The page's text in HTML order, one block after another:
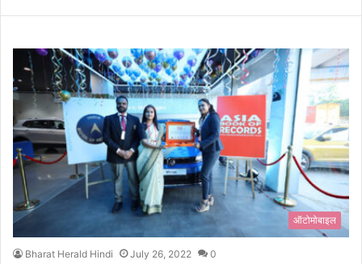
ऑटोमोबाइल
Bharat Herald Hindi July 26, 2022 0